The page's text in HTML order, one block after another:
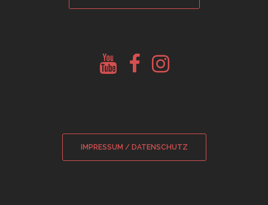
Youtube
Glockenberatung
Facebook
Glockenbörse
Instagram
Glockenbörse
IMPRESSUM / DATENSCHUTZ